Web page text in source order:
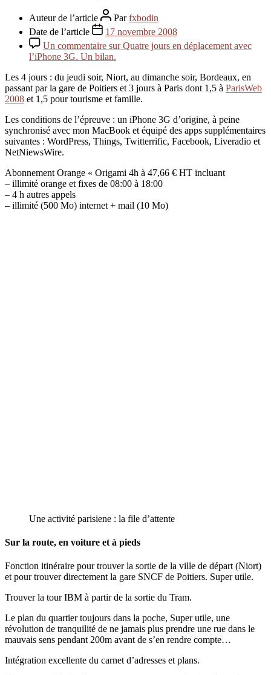
Auteur de l’article Parfxbodin
Date de l’article
17 novembre 2008
Un commentaire sur Quatre jours en déplacement avec
l’iPhone 3G. Un bilan.
Les 4 jours : du jeudi soir, Niort, au dimanche soir, Bordeaux, en
passant par la gare de Poitiers et 3 jours à Paris dont 1,5 à ParisWeb
2008 et 1,5 pour tourisme et famille.
Les conditions de l’épreuve : un iPhone 3G d’origine, à peine
synchronisé avec mon MacBook et équipé des apps supplémentaires
suivantes : WordPress, Things, Twitterrific, Facebook, Liveradio et
NetNiewsWire.
Abonnement Orange « Origami 4h à 47,66 € HT incluant
– illimité orange et fixes de 08:00 à 18:00
– 4 h autres appels
– illimité (500 Mo) internet + mail (10 Mo)
Une activité parisiene : la file d’attente
Sur la route, en voiture et à pieds
Fonction itinéraire pour trouver la sortie de la ville de départ (Niort)
et pour trouver directement la gare SNCF de Poitiers. Super utile.
Trouver la tour IBM à partir de la sortie du Tram.
Le plan du quartier toujours dans la poche, Super utile, une
révolution de tranquilité de ne jamais plus prendre une rue dans le
mauvais sens pendant 200m avant de s’en rendre compte…
Intégration excellente du carnet d’adresses et plans.